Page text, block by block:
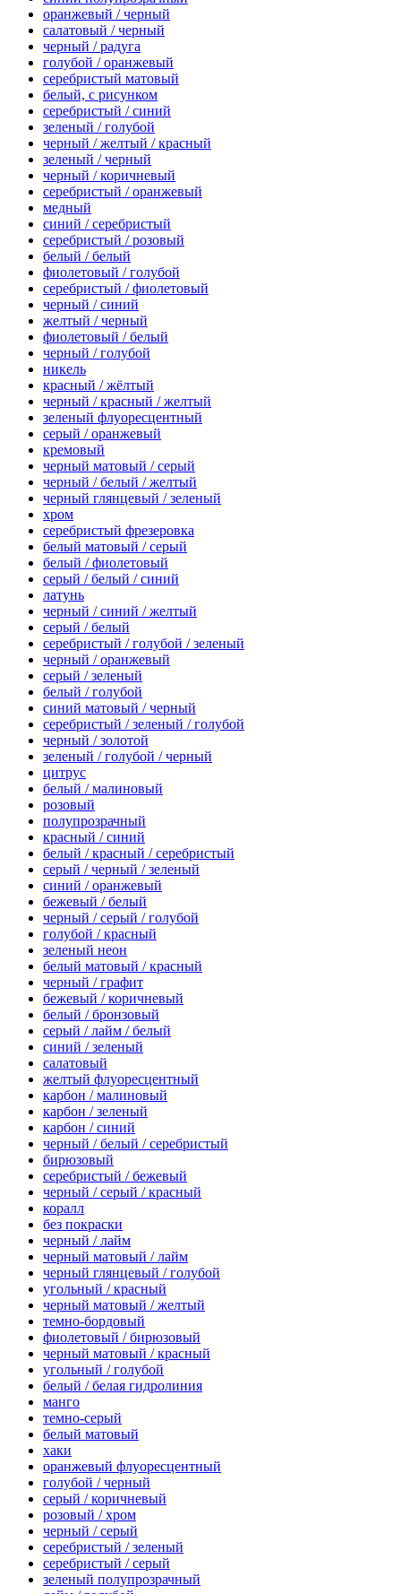
оранжевый / черный
салатовый / черный
черный / радуга
голубой / оранжевый
серебристый матовый
белый, с рисунком
серебристый / синий
зеленый / голубой
черный / желтый / красный
зеленый / черный
черный / коричневый
серебристый / оранжевый
медный
синий / серебристый
серебристый / розовый
белый / белый
фиолетовый / голубой
серебристый / фиолетовый
черный / синий
желтый / черный
фиолетовый / белый
черный / голубой
никель
красный / жёлтый
черный / красный / желтый
зеленый флуоресцентный
серый / оранжевый
кремовый
черный матовый / серый
черный / белый / желтый
черный глянцевый / зеленый
хром
серебристый фрезеровка
белый матовый / серый
белый / фиолетовый
серый / белый / синий
латунь
черный / синий / желтый
серый / белый
серебристый / голубой / зеленый
черный / оранжевый
серый / зеленый
белый / голубой
синий матовый / черный
серебристый / зеленый / голубой
черный / золотой
зеленый / голубой / черный
цитрус
белый / малиновый
розовый
полупрозрачный
красный / синий
белый / красный / серебристый
серый / черный / зеленый
синий / оранжевый
бежевый / белый
черный / серый / голубой
голубой / красный
зеленый неон
белый матовый / красный
черный / графит
бежевый / коричневый
белый / бронзовый
серый / лайм / белый
синий / зеленый
салатовый
желтый флуоресцентный
карбон / малиновый
карбон / зеленый
карбон / синий
черный / белый / серебристый
бирюзовый
серебристый / бежевый
черный / серый / красный
коралл
без покраски
черный / лайм
черный матовый / лайм
черный глянцевый / голубой
угольный / красный
черный матовый / желтый
темно-бордовый
фиолетовый / бирюзовый
черный матовый / красный
угольный / голубой
белый / белая гидролиния
манго
темно-серый
белый матовый
хаки
оранжевый флуоресцентный
голубой / черный
серый / коричневый
розовый / хром
черный / серый
серебристый / зеленый
серебристый / серый
зеленый полупрозрачный